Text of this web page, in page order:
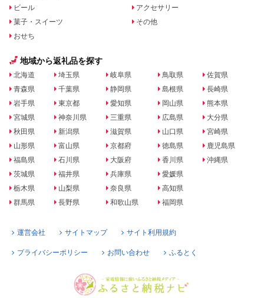
ビール
菓子・スイーツ
おせち
アクセサリー
その他
地域から返礼品を探す
北海道
青森県
岩手県
宮城県
秋田県
山形県
福島県
茨城県
栃木県
群馬県
埼玉県
千葉県
東京都
神奈川県
新潟県
富山県
石川県
福井県
山梨県
長野県
岐阜県
静岡県
愛知県
三重県
滋賀県
京都府
大阪府
兵庫県
奈良県
和歌山県
鳥取県
島根県
岡山県
広島県
山口県
徳島県
香川県
愛媛県
高知県
福岡県
佐賀県
長崎県
熊本県
大分県
宮崎県
鹿児島県
沖縄県
運営会社 サイトマップ サイト利用規約
プライバシーポリシー お問い合わせ ふるとく